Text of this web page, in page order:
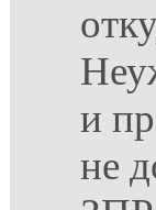
и
не